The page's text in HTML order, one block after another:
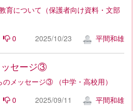
育について（保護者向け資料・文部
0 2025/10/23 平間和雄
ッセージ③
メッセージ③ （中学・高校用）
0 2025/09/11 平間和雄